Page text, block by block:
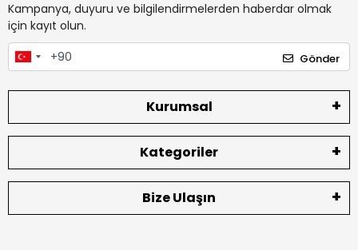
Kampanya, duyuru ve bilgilendirmelerden haberdar olmak
için kayıt olun.
Gönder
Kurumsal
Kategoriler
Bize Ulaşın